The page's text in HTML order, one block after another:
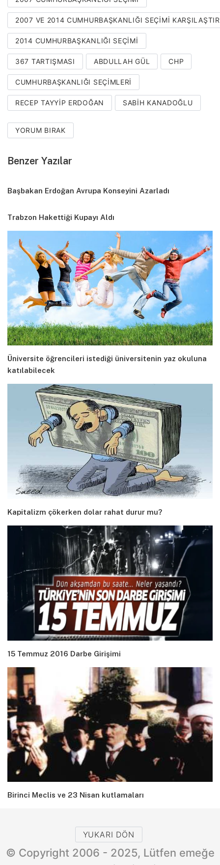
2007 VE 2014 CUMHURBAŞKANLIĞI SEÇIMI
2014 CUMHURBAŞKANLIĞI SEÇIMI
367 TARTIŞMASI ABDULLAH GÜL CHP
CUMHURBAŞKANLIĞI SEÇIMLERI
RECEP TAYYIP ERDOĞAN SABIH KANADOĞLU
YORUM BIRAK
Benzer Yazılar
Başbakan Erdoğan Avrupa Konseyini Azarladı
Trabzon Hakettiği Kupayı Aldı
Üniversite öğrencileri istediği üniversitenin yaz okuluna
katılabilecek
Kapitalizm çökerken dolar rahat durur mu?
15 Temmuz 2016 Darbe Girişimi
Birinci Meclis ve 23 Nisan kutlamaları
YUKARI DÖN
© Copyright 2006 - 2025, Lütfen emeğe